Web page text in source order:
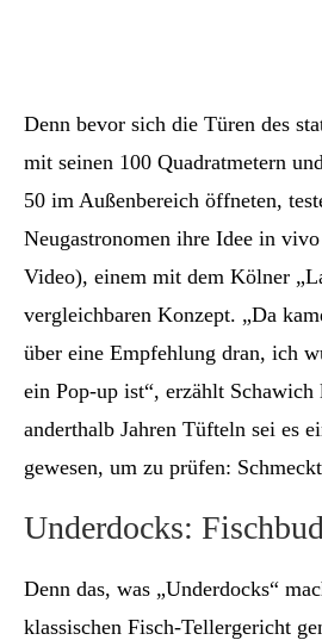
Denn bevor sich die Türen des
mit seinen 100 Quadratmetern
50 im Außenbereich öffneten,
Neugastronomen ihre Idee in
Video), einem mit dem Kölner
vergleichbaren Konzept. „Da
über eine Empfehlung dran, ich
ein Pop-up ist“, erzählt Schawich
anderthalb Jahren Tüfteln sei es
gewesen, um zu prüfen:
Underdocks:
Denn das, was „Underdocks“
klassischen Fisch-Tellergericht